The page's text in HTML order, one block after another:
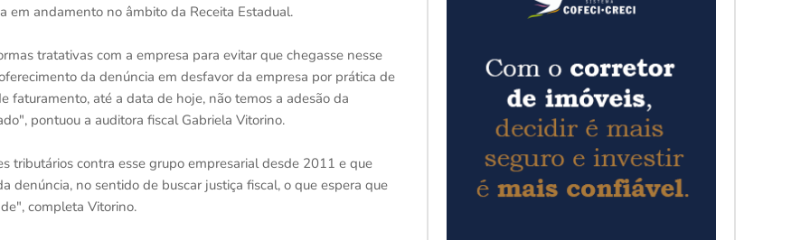
em andamento no âmbito da Receita Estadual.
tratativas com a empresa para evitar que chegasse nesse
da denúncia em desfavor da empresa por prática de
faturamento, até a data de hoje, não temos a adesão da
pontuou a auditora fiscal Gabriela Vitorino.
tributários contra esse grupo empresarial desde 2011 e que
denúncia, no sentido de buscar justiça fiscal, o que espera que
completa Vitorino.